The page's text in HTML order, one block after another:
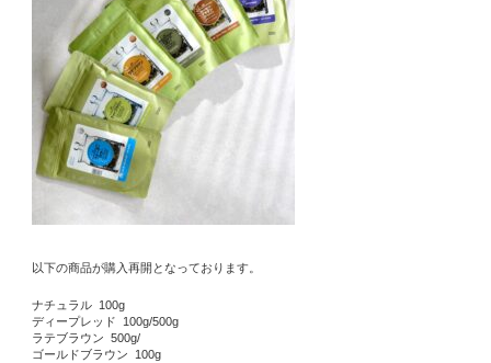
以下の商品が購入再開となっております。
ナチュラル 100g
ディープレッド 100g/500g
ラテブラウン 500g/
ゴールドブラウン 100g